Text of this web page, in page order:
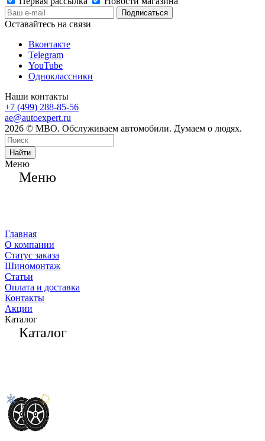
Оставайтесь на связи
Вконтакте
Telegram
YouTube
Одноклассники
Наши контакты
+7 (499) 288-85-56
ae@autoexpert.ru
2026 © МВО. Обслуживаем автомобили. Думаем о людях.
Найти
Меню
Меню
Главная
О компании
Статус заказа
Шиномонтаж
Статьи
Оплата и доставка
Контакты
Акции
Каталог
Каталог